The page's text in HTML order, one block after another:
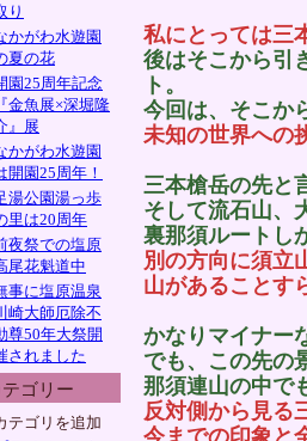
り
かがわ水遊園
夏の花
園25周年記念
『金魚展×深堀隆
』展
かがわ水遊園
開園25周年！
湯公園湯っ歩
里は20周年
夜祭での塩原
尾花魁道中
事に塩原温泉
崎大師厄除不
尊50年大祭開
されました
テゴリー
テゴリを追加
私にとっては三
後はそこから引
ト。
今回は、そこか
未知の世界への
三本槍岳の先と
そして流石山、
裏那須ルートし
別の方向に須立
山があることす
かなりマイナー
でも、この先の
那須連山の中で
反対側から見る